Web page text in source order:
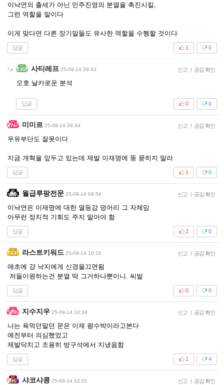
이낙연의 출세가 아닌 민주진영의 분열을 촉진시킬,
그런 역할을 말이다
이게 맞다면 다른 장기말들도 유사한 역할을 수행할 것이다
답글 0
1
사티레프 25-09-14 09:43 신고 | 공감 확인
오호 날카로운 분석
답글 0
0
미미르 25-09-14 09:34 신고 | 공감 확인
우유부단도 잘못이다
지금 개혁을 앞두고 있는데 제발 이재명에 똥 묻히지 말라
답글 0
1
월급루팡전문 25-09-14 09:54 신고 | 공감 확인
이낙연은 이재명에 대한 열등감 덩어리 그 자체임
아무런 정치적 기회도 주지 말아야 함
답글 0
2
라스트키워드 25-09-14 10:16 신고 | 공감 확인
애초에 걍 낙지에게 신경을끄면됨
저들이원하는건 분열 딱 그거하나뿐이니. 씨발
답글 0
0
지수지우 25-09-14 10:34 신고 | 공감 확인
나는 욕먹던말던 문은 이제 왕수박이라고본다
예전부터 의심했었고
제발닥치고 조용히 방구석에서 지냈음함
답글 4
1
샤코샤콩 25-09-14 12:01 신고 | 공감 확인